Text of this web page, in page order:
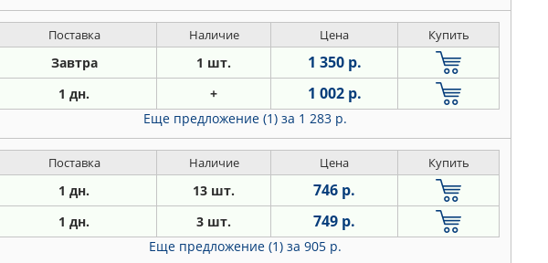
Поставка Наличие Цена Купить
Завтра 1 шт. 1 350 р.
1 дн. + 1 002 р.
Еще предложение (1) за 1 283 р.
Поставка Наличие Цена Купить
1 дн. 13 шт. 746 р.
1 дн. 3 шт. 749 р.
Еще предложение (1) за 905 р.